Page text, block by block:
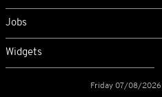
Jobs
Widgets
Friday 07/08/2026